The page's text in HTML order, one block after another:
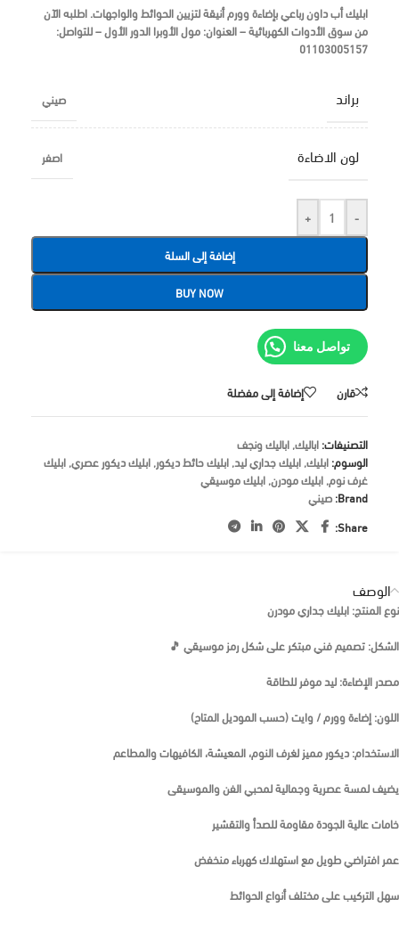
ابليك أب داون رباعي بإضاءة وورم أنيقة لتزيين الحوائط والواجهات. اطلبه الآن
منسوق الأدوات الكهربائية– العنوان: مول الأوبرا الدور الأول – للتواصل:
01103005157
براند صيني
لون الاضاءة اصفر
-
+
إضافة إلى السلة
BUY NOW
تواصل معنا
قارن إضافة إلى مفضلة
التصنيفات:اباليك,اباليك ونجف
الوسوم:ابليك,ابليك جداري ليد,ابليك حائط ديكور,ابليك ديكور عصري,ابليك
غرف نوم,ابليك مودرن,ابليك موسيقي
Brand: صيني
Share:
الوصف
نوع المنتج: ابليك جداري مودرن
الشكل: تصميم فني مبتكر على شكل رمز موسيقي 🎵
مصدر الإضاءة: ليد موفر للطاقة
اللون: إضاءة وورم / وايت (حسب الموديل المتاح)
الاستخدام: ديكور مميز لغرف النوم، المعيشة، الكافيهات والمطاعم
يضيف لمسة عصرية وجمالية لمحبي الفن والموسيقى
خامات عالية الجودة مقاومة للصدأ والتقشير
عمر افتراضي طويل مع استهلاك كهرباء منخفض
سهل التركيب على مختلف أنواع الحوائط